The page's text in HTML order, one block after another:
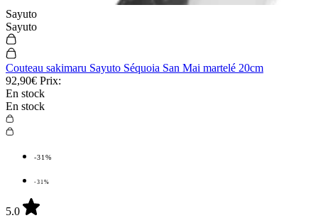
Sayuto
Sayuto
Couteau sakimaru Sayuto Séquoia San Mai martelé 20cm
92,90€ Prix:
En stock
En stock
-31%
-31%
5.0